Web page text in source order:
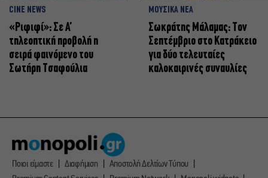
CINE NEWS
«Ριφιφί»: Σε Α’
τηλεοπτική προβολή η
σειρά φαινόμενο του
Σωτήρη Τσαφούλια
ΜΟΥΣΙΚΑ ΝΕΑ
Σωκράτης Μάλαμας: Τον
Σεπτέμβριο στο Κατράκειο
για δύο τελευταίες
καλοκαιρινές συναυλίες
Ποιοι είμαστε Διαφήμιση
Αποστολή Δελτίων Τύπου